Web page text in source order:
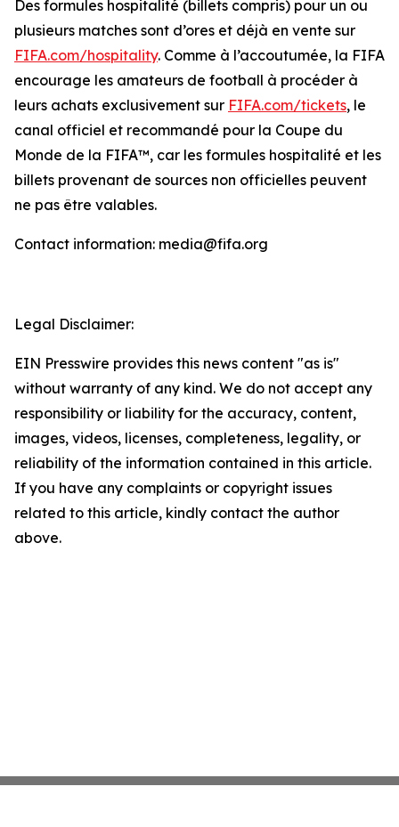
Des formules hospitalité (billets compris) pour un ou
plusieurs matches sont d’ores et déjà en vente sur
FIFA.com/hospitality. Comme à l’accoutumée, la FIFA
encourage les amateurs de football à procéder à
leurs achats exclusivement sur FIFA.com/tickets, le
canal officiel et recommandé pour la Coupe du
Monde de la FIFA™, car les formules hospitalité et les
billets provenant de sources non officielles peuvent
ne pas être valables.
Contact information: media@fifa.org
Legal Disclaimer:
EIN Presswire provides this news content "as is"
without warranty of any kind. We do not accept any
responsibility or liability for the accuracy, content,
images, videos, licenses, completeness, legality, or
reliability of the information contained in this article.
If you have any complaints or copyright issues
related to this article, kindly contact the author
above.